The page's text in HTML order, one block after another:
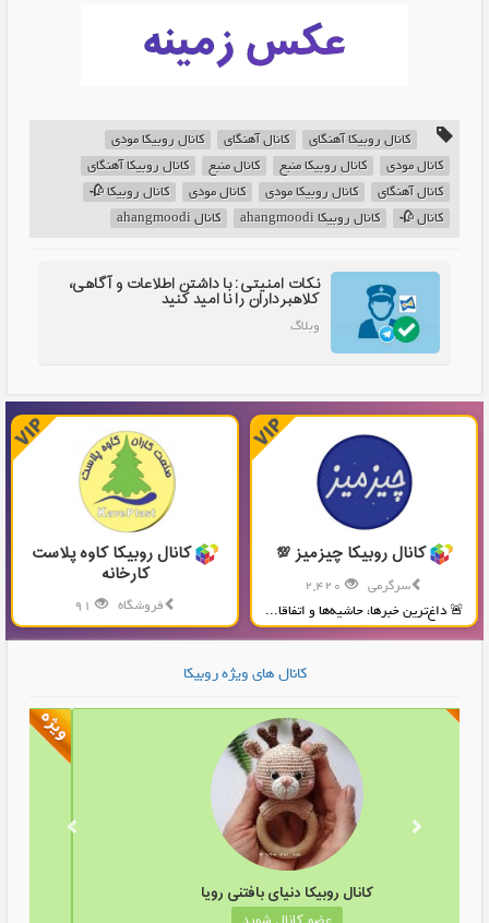
کانال روبیکا آهنگای کانال آهنگای
کانال روبیکا مودی
کانال مودی
کانال روبیکا منبع کانال منبع
کانال روبیکا آهنگای
کانال آهنگای
کانال روبیکا مودی کانال مودی
کانال روبیکا 🥀
کانال 🥀
کانال روبیکا ahangmoodi کانال ahangmoodi
نکات امنیتی: با داشتن اطلاعات و آگاهی،
کلاهبرداران را نا امید کنید
وبلاگ
کانال روبیکا چیزمیز 💯
سرگرمی
🚨 داغ‌ترین خبرها، حاشیه‌ها و اتفاقا...
کانال روبیکا کاوه پلاست
کارخانه
فروشگاه
تولید و پخش محصولات پلاستیکی...
کانال های ویژه روبیکا
کانال روبیکا دنیای بافتنی رویا